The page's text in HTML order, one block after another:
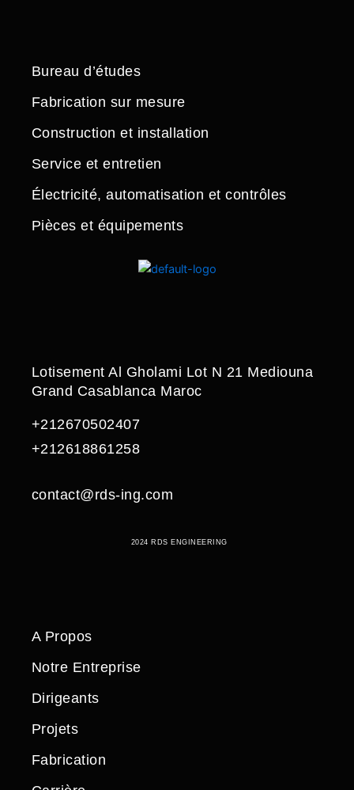
Bureau d’études
Fabrication sur mesure
Construction et installation
Service et entretien
Électricité, automatisation et contrôles
Pièces et équipements
Lotisement Al Gholami Lot N 21 Mediouna
Grand Casablanca Maroc
+212670502407
+212618861258
contact@rds-ing.com
2024 RDS ENGINEERING
A Propos
Notre Entreprise
Dirigeants
Projets
Fabrication